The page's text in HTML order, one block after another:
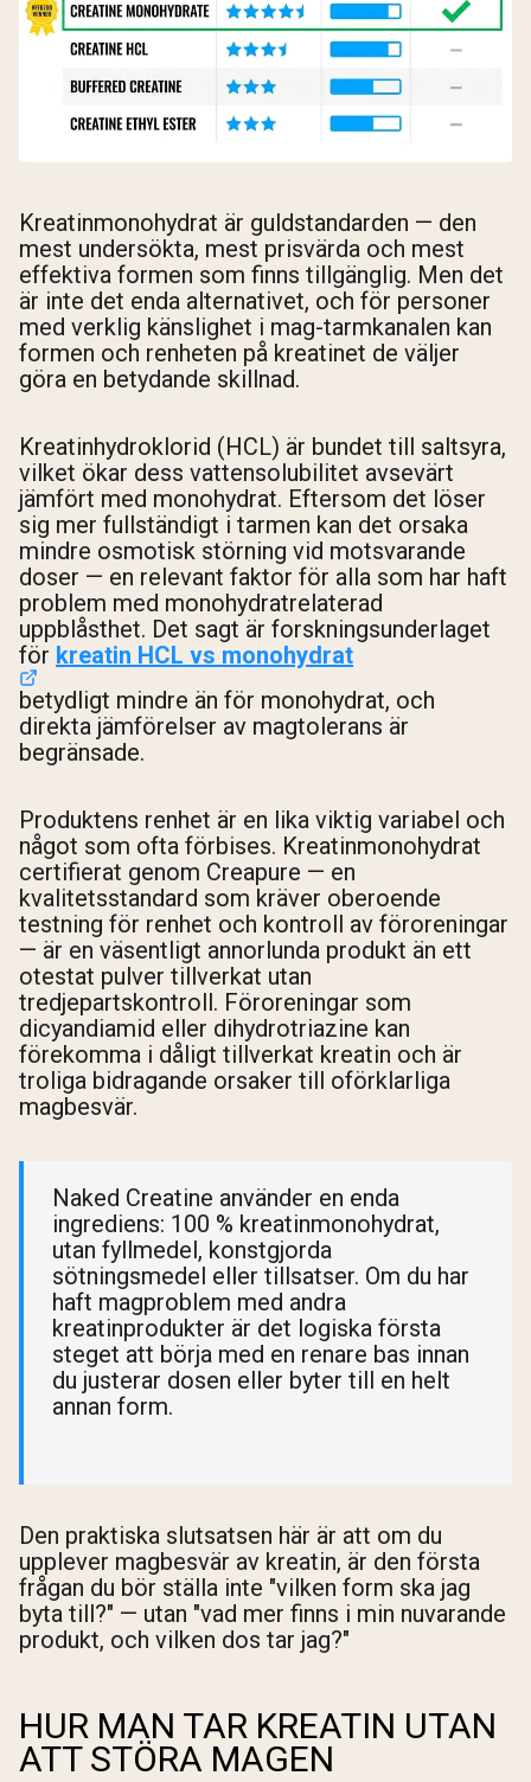
Kreatinmonohydrat är guldstandarden — den
mest undersökta, mest prisvärda och mest
effektiva formen som finns tillgänglig. Men det
är inte det enda alternativet, och för personer
med verklig känslighet i mag-tarmkanalen kan
formen och renheten på kreatinet de väljer
göra en betydande skillnad.
Kreatinhydroklorid (HCL) är bundet till saltsyra,
vilket ökar dess vattensolubilitet avsevärt
jämfört med monohydrat. Eftersom det löser
sig mer fullständigt i tarmen kan det orsaka
mindre osmotisk störning vid motsvarande
doser — en relevant faktor för alla som har haft
problem med monohydratrelaterad
uppblåsthet. Det sagt är forskningsunderlaget
för kreatin HCL vs monohydrat
betydligt mindre än för monohydrat, och
direkta jämförelser av magtolerans är
begränsade.
Produktens renhet är en lika viktig variabel och
något som ofta förbises. Kreatinmonohydrat
certifierat genom Creapure — en
kvalitetsstandard som kräver oberoende
testning för renhet och kontroll av föroreningar
— är en väsentligt annorlunda produkt än ett
otestat pulver tillverkat utan
tredjepartskontroll. Föroreningar som
dicyandiamid eller dihydrotriazine kan
förekomma i dåligt tillverkat kreatin och är
troliga bidragande orsaker till oförklarliga
magbesvär.
Naked Creatine använder en enda
ingrediens: 100 % kreatinmonohydrat,
utan fyllmedel, konstgjorda
sötningsmedel eller tillsatser. Om du har
haft magproblem med andra
kreatinprodukter är det logiska första
steget att börja med en renare bas innan
du justerar dosen eller byter till en helt
annan form.
Den praktiska slutsatsen här är att om du
upplever magbesvär av kreatin, är den första
frågan du bör ställa inte "vilken form ska jag
byta till?" — utan "vad mer finns i min nuvarande
produkt, och vilken dos tar jag?"
HUR MAN TAR KREATIN UTAN
ATT STÖRA MAGEN